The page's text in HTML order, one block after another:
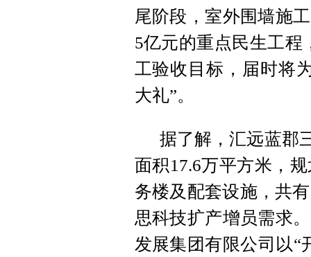
尾阶段，室外围墙施
5亿元的重点民生工程
工验收目标，届时将
大礼”。
据了解，汇远蓝郡
面积17.6万平方米，
务楼及配套设施，共
思科技扩产增员需求
发展集团有限公司以“